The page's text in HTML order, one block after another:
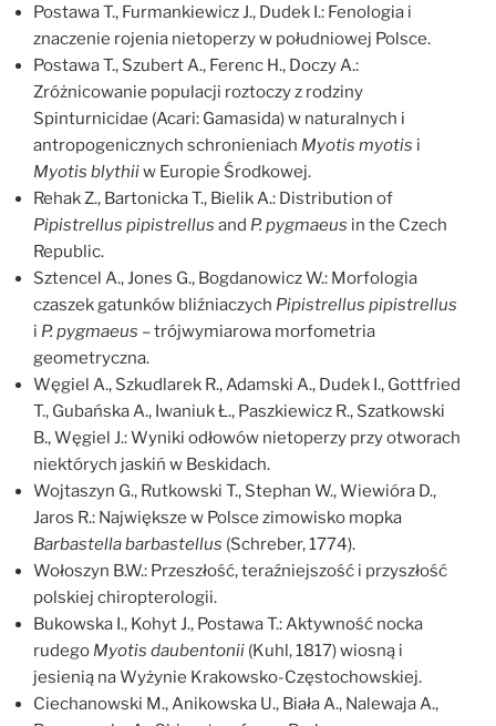
Postawa T., Furmankiewicz J., Dudek I.: Fenologia i
znaczenie rojenia nietoperzy w południowej Polsce.
Postawa T., Szubert A., Ferenc H., Doczy A.:
Zróżnicowanie populacji roztoczy z rodziny
Spinturnicidae (Acari: Gamasida) w naturalnych i
antropogenicznych schronieniach Myotis myotis i
Myotis blythiiw Europie Środkowej.
Rehak Z., Bartonicka T., Bielik A.: Distribution of
Pipistrellus pipistrellus and P. pygmaeus in the Czech
Republic.
Sztencel A., Jones G., Bogdanowicz W.: Morfologia
czaszek gatunków bliźniaczych Pipistrellus pipistrellus
i P. pygmaeus – trójwymiarowa morfometria
geometryczna.
Węgiel A., Szkudlarek R., Adamski A., Dudek I., Gottfried
T., Gubańska A., Iwaniuk Ł., Paszkiewicz R., Szatkowski
B., Węgiel J.: Wyniki odłowów nietoperzy przy otworach
niektórych jaskiń w Beskidach.
Wojtaszyn G., Rutkowski T., Stephan W., Wiewióra D.,
Jaros R.: Największe w Polsce zimowisko mopka
Barbastella barbastellus (Schreber, 1774).
Wołoszyn B.W.: Przeszłość, teraźniejszość i przyszłość
polskiej chiropterologii.
Bukowska I., Kohyt J., Postawa T.: Aktywność nocka
rudego Myotis daubentonii (Kuhl, 1817) wiosną i
jesienią na Wyżynie Krakowsko-Częstochowskiej.
Ciechanowski M., Anikowska U., Biała A., Nalewaja A.,